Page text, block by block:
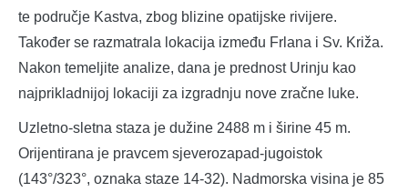
te područje Kastva, zbog blizine opatijske rivijere.
Također se razmatrala lokacija između Frlana i Sv. Križa.
Nakon temeljite analize, dana je prednost Urinju kao
najprikladnijoj lokaciji za izgradnju nove zračne luke.
Uzletno-sletna staza je dužine 2488 m i širine 45 m.
Orijentirana je pravcem sjeverozapad-jugoistok
(143°/323°, oznaka staze 14-32). Nadmorska visina je 85